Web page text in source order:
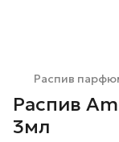
Распив
Распив
3мл